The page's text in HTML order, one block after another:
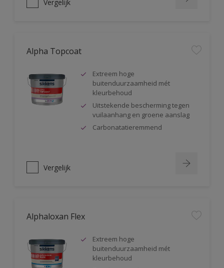
Vergelijk
Alpha Topcoat
Extreem hoge
buitenduurzaamheid mét
kleurbehoud
Uitstekende bescherming tegen
vuilaanhang en groene aanslag
Carbonatatieremmend
Vergelijk
Alphaloxan Flex
Extreem hoge
buitenduurzaamheid mét
kleurbehoud